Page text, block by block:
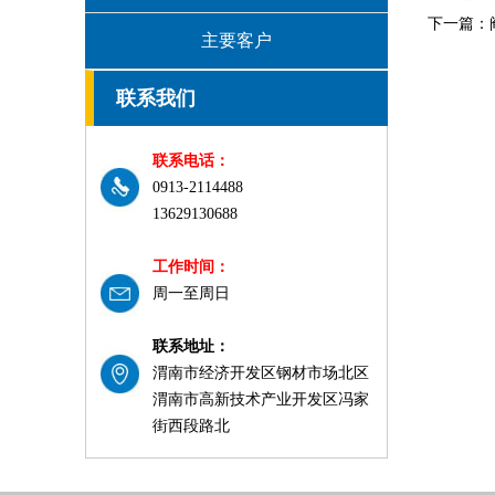
主要客户
联系我们
联系电话：
0913-2114488
13629130688
工作时间：
周一至周日
联系地址：
渭南市经济开发区钢材市场北区
渭南市高新技术产业开发区冯家
街西段路北
下一篇：